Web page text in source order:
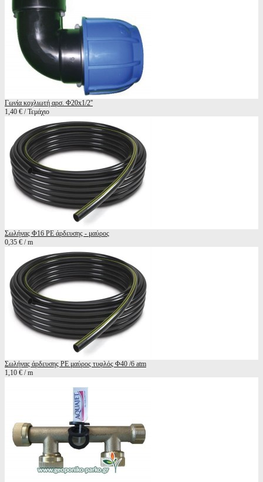
Γωνία κοχλιωτή αρσ. Φ20x1/2''
1,40 € / Τεμάχιο
Σωλήνας Φ16 ΡΕ άρδευσης - μαύρος
0,35 € / m
Σωλήνας άρδευσης ΡΕ μαύρος τυφλός Φ40 /6 atm
1,10 € / m